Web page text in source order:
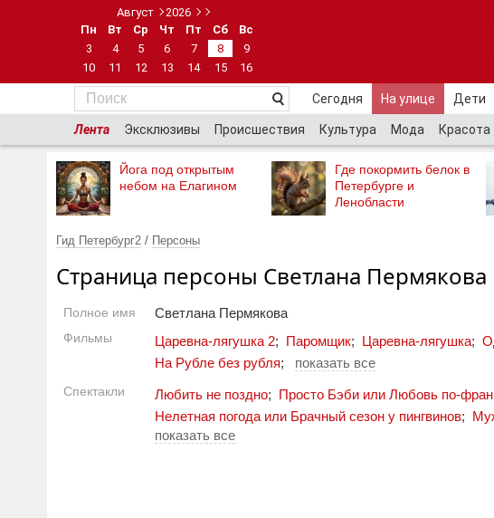
Август
2026
Пн
Вт Ср Чт Пт Сб
Вс
3
4 5 6 7 8
9
10
11 12 13 14 15 16
Сегодня На улице Дети
Лента Эксклюзивы Происшествия Культура Мода Красота
Йога под открытым
небом на Елагином
Где покормить белок в
Петербурге и
Ленобласти
Гид Петербург2 / Персоны
Страница персоны Светлана Пермякова
Полное имя Светлана Пермякова
Фильмы Царевна-лягушка 2; Паромщик; Царевна-лягушка;
На Рубле без рубля; показать все
Спектакли Любить не поздно; Просто Бэби или Любовь по-
Нелетная погода или Брачный сезон у пингвинов;
показать все